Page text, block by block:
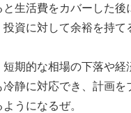
と生活費をカバーした後
資に対して余裕を持て
短期的な相場の下落や経
冷静に対応でき、計画を
うになるぜ。